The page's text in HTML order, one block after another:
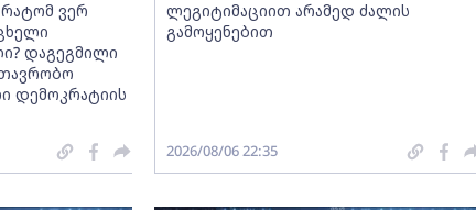
ვერ
დაგეგმილი
დემოკრატიის
ლეგიტიმაციით არამედ ძალის
გამოყენებით
2026/08/06 22:35